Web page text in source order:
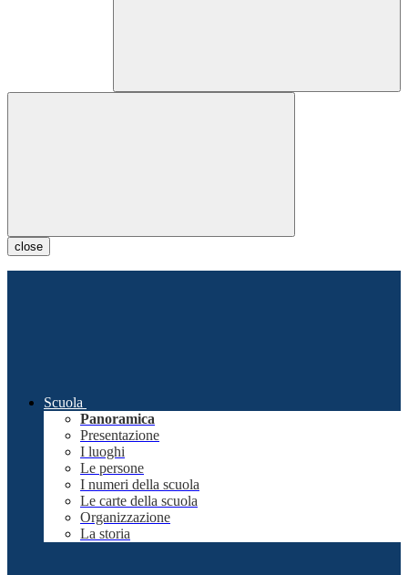
close
Scuola
Panoramica
Presentazione
I luoghi
Le persone
I numeri della scuola
Le carte della scuola
Organizzazione
La storia